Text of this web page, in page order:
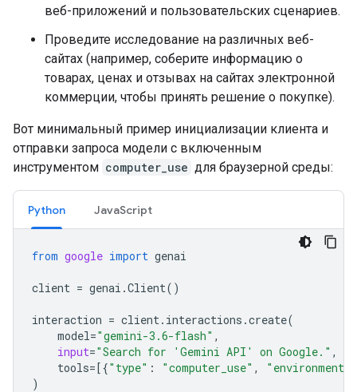
веб-приложений и пользовательских сценариев.
Проведите исследование на различных веб-
сайтах (например, соберите информацию о
товарах, ценах и отзывах на сайтах электронной
коммерции, чтобы принять решение о покупке).
Вот минимальный пример инициализации клиента и
отправки запроса модели с включенным
инструментом computer_use для браузерной среды:
Python JavaScript
from google import genai
client = genai .Client()
interaction = client. interactions .create(
model="gemini-3.6-flash" ,
input="Search for 'Gemini API' on Google." ,
tools=[{"type" : "computer_use" , "environment"
)